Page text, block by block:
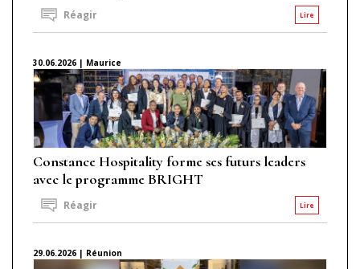
Lire
Réagir
30.06.2026 | Maurice
Constance Hospitality forme ses futurs leaders
avec le programme BRIGHT
Lire
Réagir
29.06.2026 | Réunion